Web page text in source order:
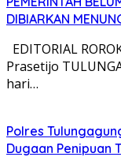
DIBIARKAN
EDITORIAL
Prasetijo
hari…
Polres
Dugaan Penipuan